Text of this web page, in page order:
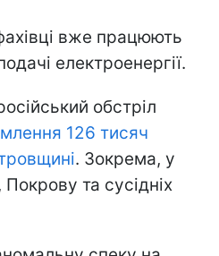
вже працюють
електроенергії.
обстріл
126 тисяч
. Зокрема, у
та сусідніх